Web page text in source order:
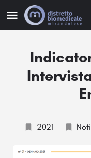
2021